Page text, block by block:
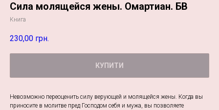
Сила молящейся жены. Омартиан. БВ
Книга
230,00 грн.
КУПИТИ
Невозможно переоценить силу верующей и молящейся жены. Когда вы
приносите в молитве пред Господом себя и мужа, вы позволяете